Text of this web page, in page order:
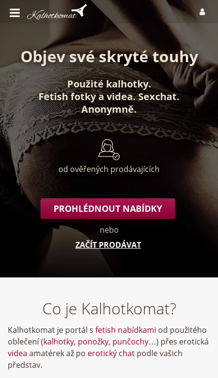
Objev své skryté touhy
Použité kalhotky.
Fetish fotkyavidea.Sexchat.
Anonymně.
od ověřených prodávajících
PROHLÉDNOUT NABÍDKY
nebo
ZAČÍT PRODÁVAT
Co je Kalhotkomat?
Kalhotkomat je portál s fetish nabídkami od použitého
oblečení (kalhotky, ponožky, punčochy…) přes erotická
videa amatérek až po erotický chat podle vašich
představ.